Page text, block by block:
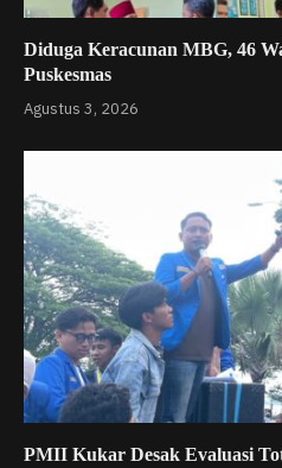
Diduga Keracunan MBG, 46
Puskesmas
Agustus 3, 2026
PMII Kukar Desak Evaluasi